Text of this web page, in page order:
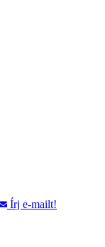
Írj e-mailt!